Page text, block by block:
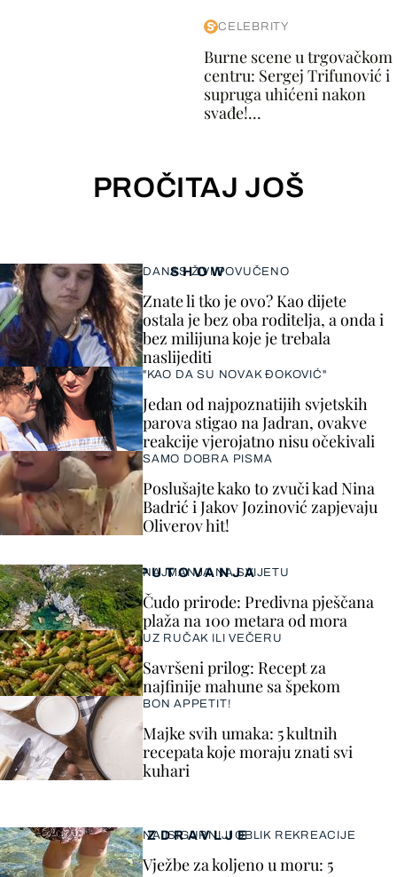
CELEBRITY
Burne scene u trgovačkom
centru: Sergej Trifunović i
supruga uhićeni nakon
svađe!...
PROČITAJ JOŠ
SHOW
DANAS ŽIVI POVUČENO
Znate li tko je ovo? Kao dijete
ostala je bez oba roditelja, a onda i
bez milijuna koje je trebala
naslijediti
"KAO DA SU NOVAK ĐOKOVIĆ"
Jedan od najpoznatijih svjetskih
parova stigao na Jadran, ovakve
reakcije vjerojatno nisu očekivali
SAMO DOBRA PISMA
Poslušajte kako to zvuči kad Nina
Badrić i Jakov Jozinović zapjevaju
Oliverov hit!
ZDRAVLJE
NAJSIGURNIJI OBLIK REKREACIJE
Vježbe za koljeno u moru: 5
PUTOVANJA
NAJMANJA NA SVIJETU
Čudo prirode: Predivna pješčana
plaža na 100 metara od mora
UZ RUČAK ILI VEČERU
Savršeni prilog: Recept za
najfinije mahune sa špekom
BON APPETIT!
Majke svih umaka: 5 kultnih
recepata koje moraju znati svi
kuhari